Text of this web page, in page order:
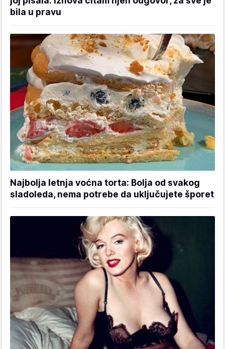
bila u pravu
Najbolja letnja voćna torta: Bolja od svakog
sladoleda, nema potrebe da uključujete šporet